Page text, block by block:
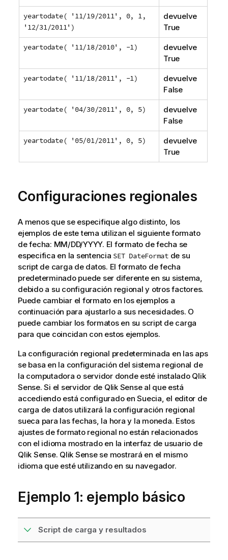
yeartodate( '11/19/2011', 0, 1,
'12/31/2011')
devuelve
True
yeartodate( '11/18/2010', -1)
devuelve
True
yeartodate( '11/18/2011', -1)
devuelve
False
yeartodate( '04/30/2011', 0, 5)
devuelve
False
yeartodate( '05/01/2011', 0, 5)
devuelve
True
Configuraciones regionales
A menos que se especifique algo distinto, los
ejemplos de este tema utilizan el siguiente formato
de fecha: MM/DD/YYYY. El formato de fecha se
especifica en la sentencia SET DateFormatde su
script de carga de datos. El formato de fecha
predeterminado puede ser diferente en su sistema,
debido a su configuración regional y otros factores.
Puede cambiar el formato en los ejemplos a
continuación para ajustarlo a sus necesidades. O
puede cambiar los formatos en su script de carga
para que coincidan con estos ejemplos.
La configuración regional predeterminada en las aps
se basa en la configuración del sistema regional de
la computadora o servidor donde esté instalado Qlik
Sense. Si el servidor de Qlik Senseal que está
accediendo está configurado en Suecia, el editor de
carga de datos utilizará la configuración regional
sueca para las fechas, la hora y la moneda. Estos
ajustes de formato regional no están relacionados
con el idioma mostrado en la interfaz de usuario de
Qlik Sense. Qlik Sensese mostrará en el mismo
idioma que esté utilizando en su navegador.
Ejemplo 1: ejemplo básico
Script de carga y resultados